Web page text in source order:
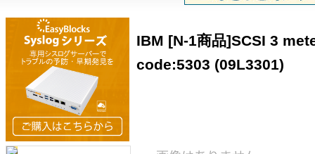
IBM [N-1商品]SCSI 3
code:5303 (09L3301)